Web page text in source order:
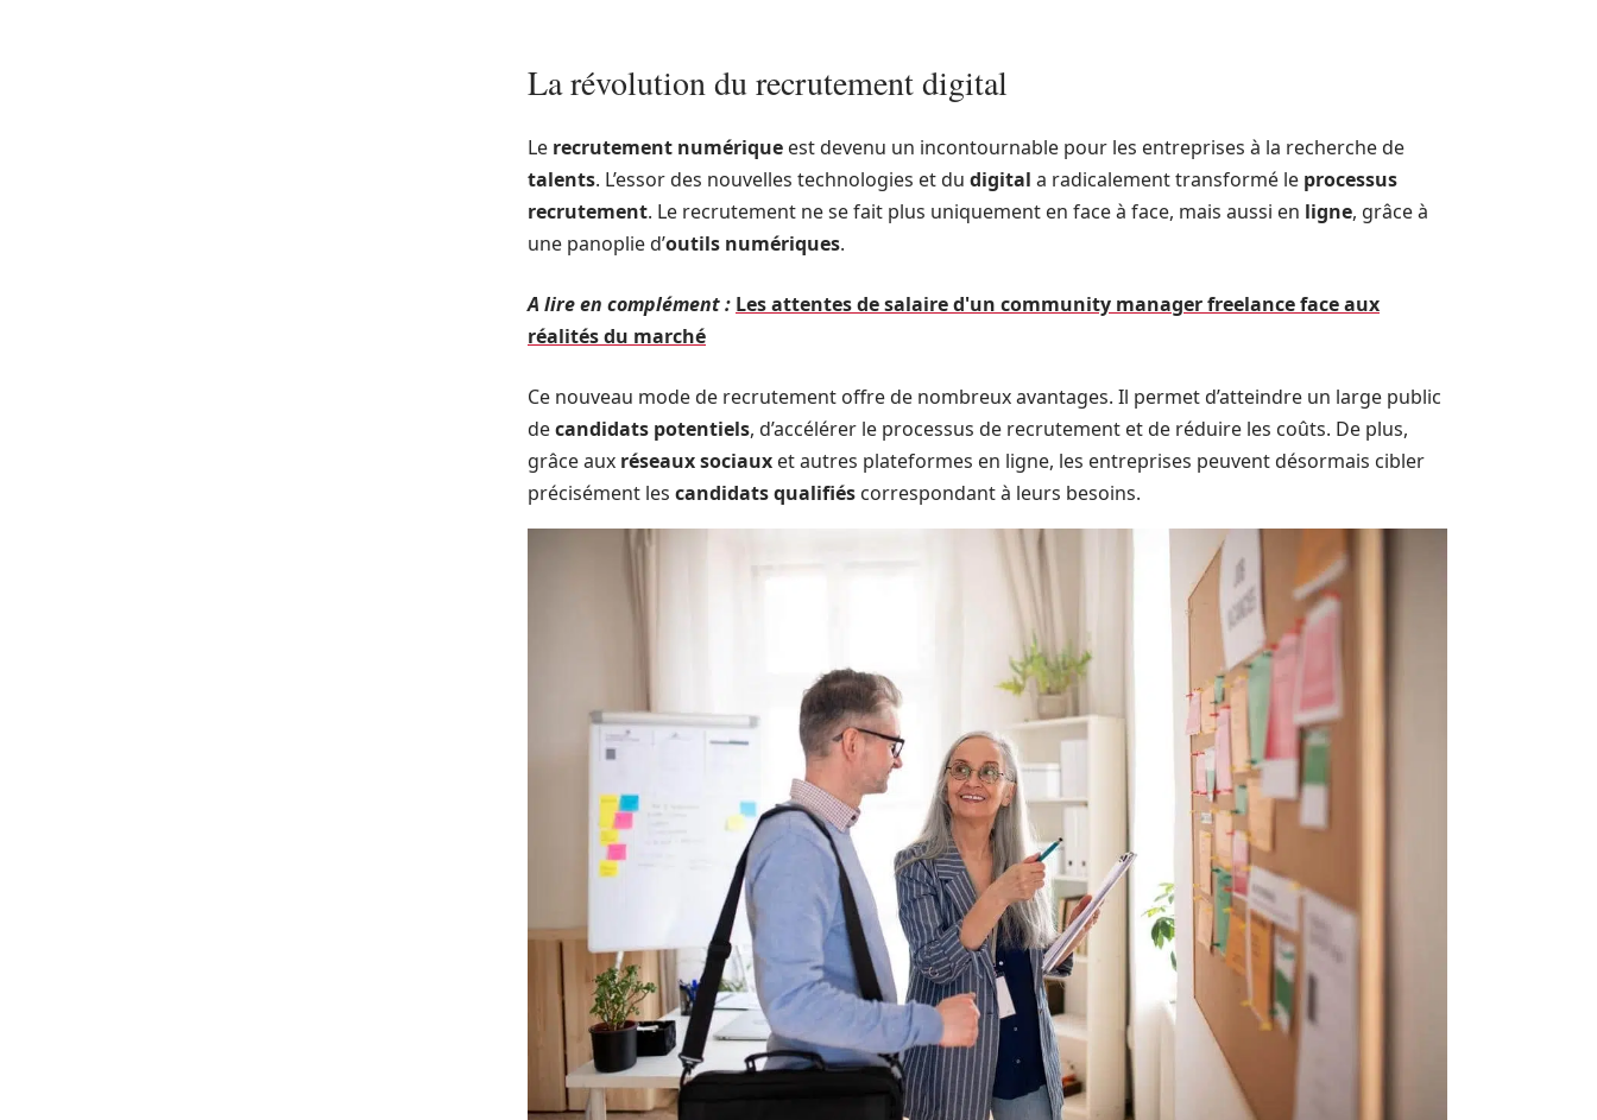
La révolution du recrutement digital
Le recrutement numérique est devenu un incontournable pour les entreprises à la recherche de
talents. L’essor des nouvelles technologies et du digital a radicalement transformé le processus
recrutement. Le recrutement ne se fait plus uniquement en face à face, mais aussi en ligne, grâce à
une panoplie d’outils numériques.
A lire en complément : Les attentes de salaire d'un community manager freelance face aux
réalités du marché
Ce nouveau mode de recrutement offre de nombreux avantages. Il permet d’atteindre un large public
decandidats potentiels, d’accélérer le processus de recrutement et de réduire les coûts. De plus,
grâce aux réseaux sociaux et autres plateformes en ligne, les entreprises peuvent désormais cibler
précisément les candidats qualifiés correspondant à leurs besoins.